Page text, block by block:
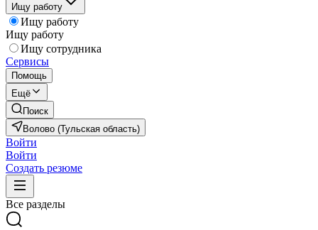
Ищу работу
Ищу работу
Ищу работу
Ищу сотрудника
Сервисы
Помощь
Ещё
Поиск
Волово (Тульская область)
Войти
Войти
Создать резюме
Все разделы